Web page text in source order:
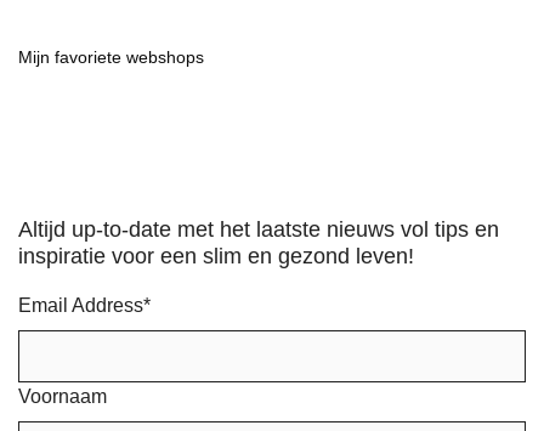
Mijn favoriete webshops
Altijd up-to-date met het laatste nieuws vol tips en
inspiratie voor een slim en gezond leven!
Email Address*
Voornaam